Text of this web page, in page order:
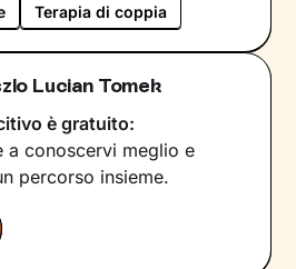
Terapia di coppia
Lucian Tomek
è gratuito:
a conoscervi meglio e
percorso insieme.